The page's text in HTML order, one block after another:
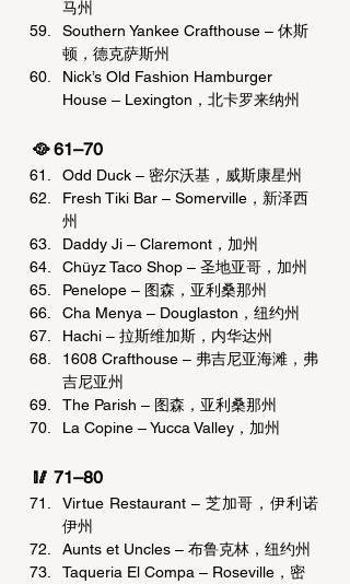
马州
Southern Yankee Crafthouse – 休斯
顿，德克萨斯州
Nick’s Old Fashion Hamburger
House – Lexington，北卡罗来纳州
🥘 61–70
Odd Duck – 密尔沃基，威斯康星州
Fresh Tiki Bar – Somerville，新泽西
州
Daddy Ji – Claremont，加州
Chüyz Taco Shop – 圣地亚哥，加州
Penelope – 图森，亚利桑那州
Cha Menya – Douglaston，纽约州
Hachi – 拉斯维加斯，内华达州
1608 Crafthouse – 弗吉尼亚海滩，弗
吉尼亚州
The Parish – 图森，亚利桑那州
La Copine – Yucca Valley，加州
🥢 71–80
Virtue Restaurant – 芝加哥，伊利诺
伊州
Aunts et Uncles – 布鲁克林，纽约州
Taqueria El Compa – Roseville，密